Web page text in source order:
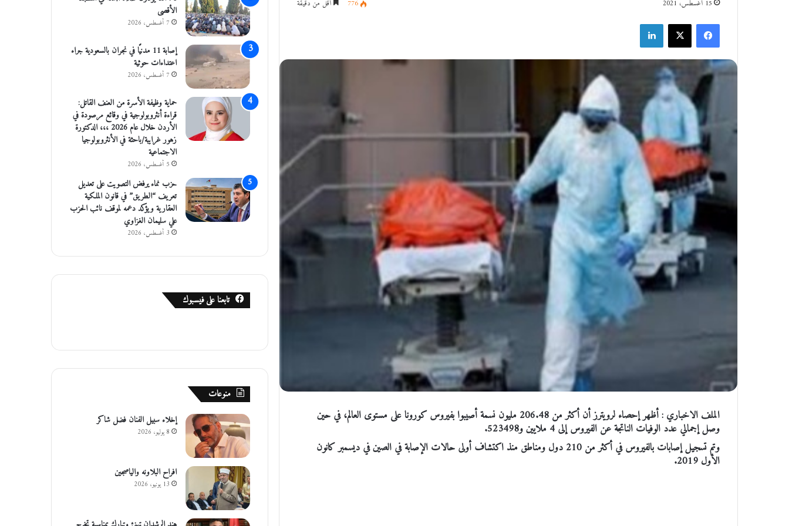
15 أغسطس، 2021 776 أقل من دقيقة
فيسبوك
الملف الاخباري : أظهر إحصاء لرويترز أن أكثر من 206.48 مليون نسمة أصيبوا بفيروس كورونا على مستوى العالم، في حين
وصل إجمالي عدد الوفيات الناتجة عن الفيروس إلى 4 ملايين و523498.
وتم تسجيل إصابات بالفيروس في أكثر من 210 دول ومناطق منذ اكتشاف أولى حالات الإصابة في الصين في ديسمبر كانون
الأول 2019.
الأقصى
7 أغسطس، 2026
إصابة 11 مدنيًا في نجران بالسعودية جراء
اعتداءات حوثية
7 أغسطس، 2026
حماية وظيفة الأسرة من العنف القاتل:
قراءة أنثروبولوجية في وقائع مرصودة في
الأردن خلال عام 2026 ،،، الدكتورة
زهور غرايبة/باحثة في الأنثروبولوجيا
الاجتماعية
5 أغسطس، 2026
حزب نماء يرفض التصويت على تعديل
تعريف “الطريق” في قانون الملكية
العقارية ويؤكد دعمه لموقف نائب الحزب
علي سليمان الغزاوي
3 أغسطس، 2026
تابعنا على فيسبوك
منوعات
إخلاء سبيل الفنان فضل شاكر
8 يوليو، 2026
افراح البلاونه والياصجين
13 يونيو، 2026